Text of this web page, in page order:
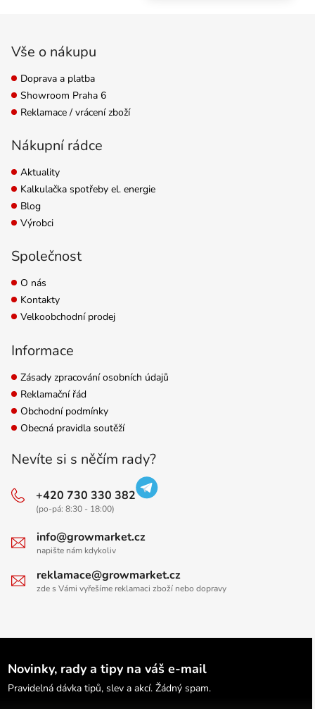
Vše o nákupu
Doprava a platba
Showroom Praha 6
Reklamace / vrácení zboží
Nákupní rádce
Aktuality
Kalkulačka spotřeby el. energie
Blog
Výrobci
Společnost
O nás
Kontakty
Velkoobchodní prodej
Informace
Zásady zpracování osobních údajů
Reklamační řád
Obchodní podmínky
Obecná pravidla soutěží
Nevíte si s něčím rady?
+420 730 330 382
(po-pá: 8:30 - 18:00)
info@growmarket.cz
napište nám kdykoliv
reklamace@growmarket.cz
zde s Vámi vyřešíme reklamaci zboží nebo dopravy
Novinky, rady a tipy na váš e-mail
Pravidelná dávka tipů, slev a akcí. Žádný spam.